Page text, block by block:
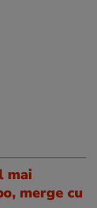
mai
merge cu